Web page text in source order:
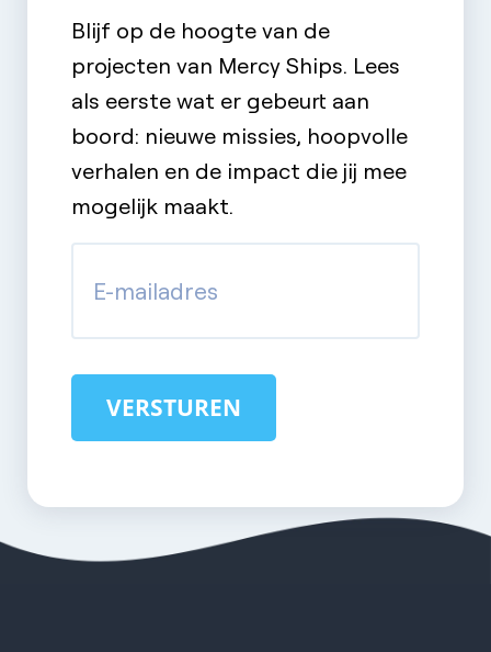
Blijf op de hoogte van de
projecten van Mercy Ships. Lees
als eerste wat er gebeurt aan
boord: nieuwe missies, hoopvolle
verhalen en de impact die jij mee
mogelijk maakt.
mailadres(Vereist)
VERSTUREN